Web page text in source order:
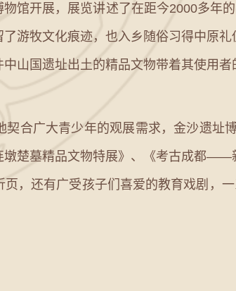
开展，展览讲述了在距今2000多年的
游牧文化痕迹，也入乡随俗习得中原
山国遗址出土的精品文物带着其使用
广大青少年的观展需求，金沙遗址
楚墓精品文物特展》、《考古成都——
，还有广受孩子们喜爱的教育戏剧，